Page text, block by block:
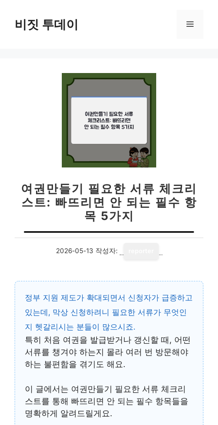
비짓 투데이 메
여권만들기 필요한 서류 체크리
스트: 빠뜨리면 안 되는 필수 항
목 5가지
2026-05-13 작성자:
정부 지원 제도가 확대되면서 신청자가 급증하고
있는데, 막상 신청하려니 필요한 서류가 무엇인
지 헷갈리시는 분들이 많으시죠.
특히 처음 여권을 발급받거나 갱신할 때, 어떤
서류를 챙겨야 하는지 몰라 여러 번 방문해야
하는 불편함을 겪기도 해요.
이 글에서는 여권만들기 필요한 서류 체크리
스트 를 통해 빠뜨리면 안 되는 필수 항목들을
명확하게 알려드릴게요.